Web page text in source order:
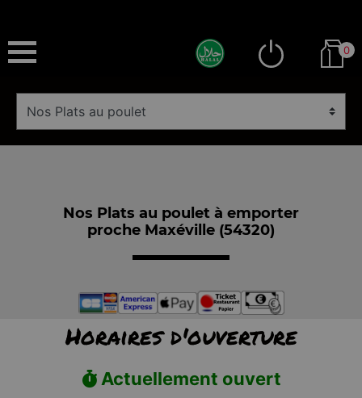
0
Nos Plats au poulet à emporter
proche Maxéville (54320)
Horaires d'ouverture
Actuellement ouvert